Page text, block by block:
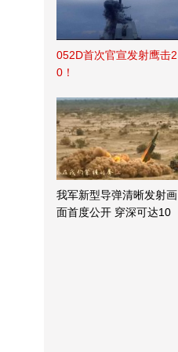
052D首次官宣发射鹰击2
0！
我军新型导弹清晰发射画
面首度公开 穿深可达10